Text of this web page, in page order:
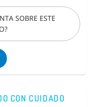
SOBRE ESTE
CON CUIDADO